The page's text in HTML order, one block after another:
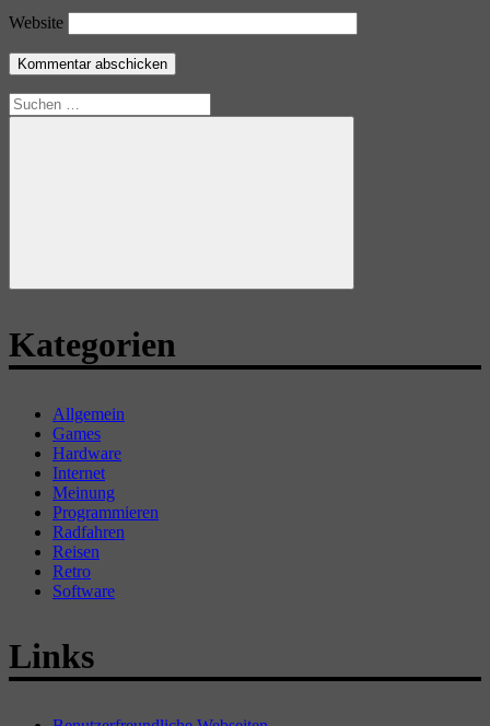
Website
Suchen
nach:
Suchen
Kategorien
Allgemein
Games
Hardware
Internet
Meinung
Programmieren
Radfahren
Reisen
Retro
Software
Links